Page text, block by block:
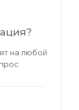
на любой